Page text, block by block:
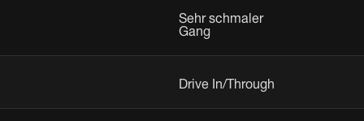
Sehr schmaler
Gang
Drive In/Through